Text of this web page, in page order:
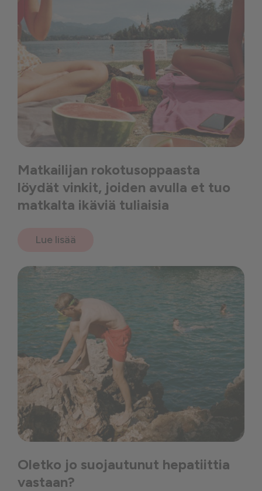
Matkailijan rokotusoppaasta
löydät vinkit, joiden avulla et tuo
matkalta ikäviä tuliaisia
Lue lisää
Oletko jo suojautunut hepatiittia
vastaan?